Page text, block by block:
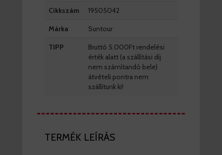
Cikkszám 19505042
Márka Suntour
TIPP
Bruttó 5.000Ft rendelési
érték alatt (a szállítási díj
nem számítandó bele)
átvételi pontra nem
szállítunk ki!
TERMÉK LEÍRÁS